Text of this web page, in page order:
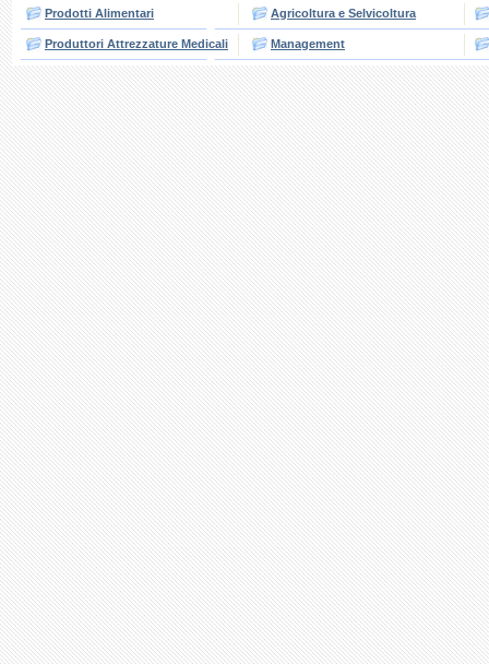
Prodotti Alimentari Agricoltura e Selvicoltura
Produttori Attrezzature Medicali Management